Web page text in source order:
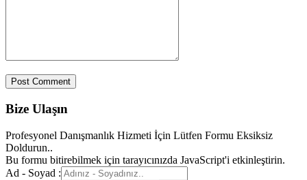
Post Comment
Bize Ulaşın
Profesyonel Danışmanlık Hizmeti İçin Lütfen Formu Eksiksiz
Doldurun..
Bu formu bitirebilmek için tarayıcınızda JavaScript'i etkinleştirin.
Ad - Soyad :